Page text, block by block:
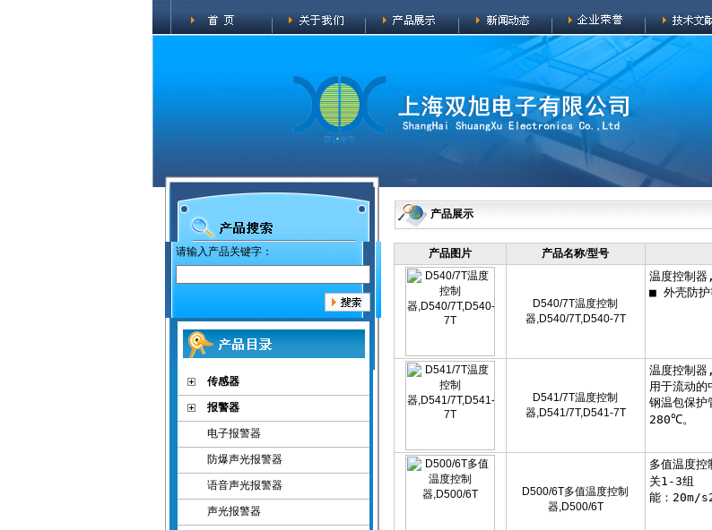
请输入产品关键字：
传感器
报警器
电子报警器
防爆声光报警器
语音声光报警器
声光报警器
产品展示
产品图片 产品名称/型号
D540/7T温度控制
器,D540/7T,D540-7T
D541/7T温度控制
器,D541/7T,D541-7T
D500/6T多值温度控制
器,D500/6T